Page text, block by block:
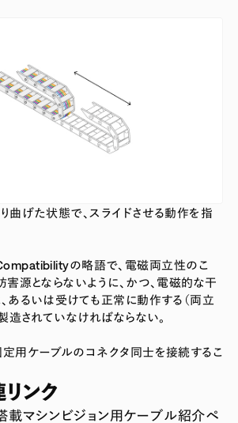
曲げた状態で、スライドさせる動作を指
の略語で、電磁両立性のこ
害源とならないように、かつ、電磁的な干
あるいは受けても正常に動作する（両立
製造されていなければならない。
用ケーブルのコネクタ同士を接続するこ
ンク
載マシンビジョン用ケーブル紹介ペ